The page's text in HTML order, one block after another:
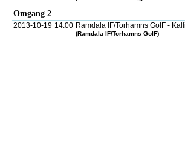
Omgång 2
2013-10-19 14:00 Ramdala IF/Torhamns GoIF -
(Ramdala IF/Torhamns GoIF)